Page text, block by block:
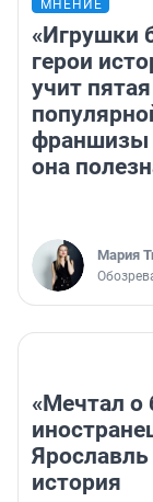
МНЕНИЕ
«Игрушки
герои
учит
франшизы
она
Мария
«Мечтал о
история